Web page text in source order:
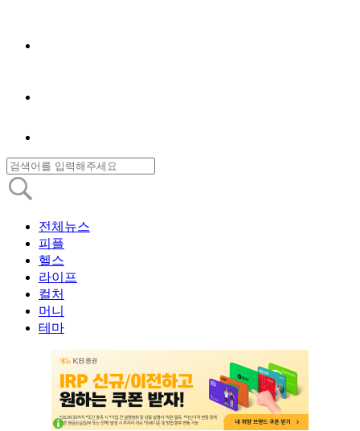
전체뉴스
피플
헬스
라이프
컬처
머니
테마